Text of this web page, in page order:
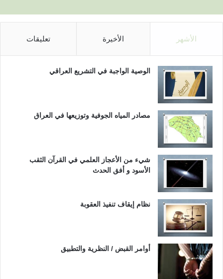
الأشهر الأخيرة تعليقات
الوصية الواجبة في التشريع العراقي
مصادر المياه الجوفية وتوزيعها في العراق
شيء من الأعجاز العلمي في القرآن الثقب
الأسود و أفق الحدث
نظام إيقاف تنفيذ العقوبة
أوامر القبض / النظرية والتطبيق